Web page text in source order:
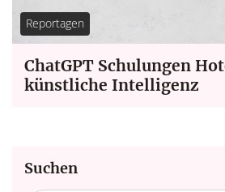
Reportagen
ChatGPT Schulungen
künstliche Intelligenz
Suchen